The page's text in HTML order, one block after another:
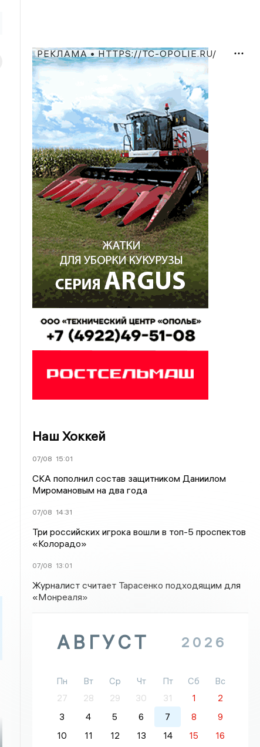
РЕКЛАМА • HTTPS://TC-OPOLIE.RU/
Наш Хоккей
07/08 15:01
СКА пополнил состав защитником Даниилом
Миромановым на два года
07/08 14:31
Три российских игрока вошли в топ-5 проспектов
«Колорадо»
07/08 13:01
Журналист считает Тарасенко подходящим для
«Монреаля»
АВГУСТ 2026
Пн Вт Ср Чт Пт Сб
Вс
27
28 29 30 31 1
2
3
4 5 6 7 8
9
10
11 12 13 14 15
16